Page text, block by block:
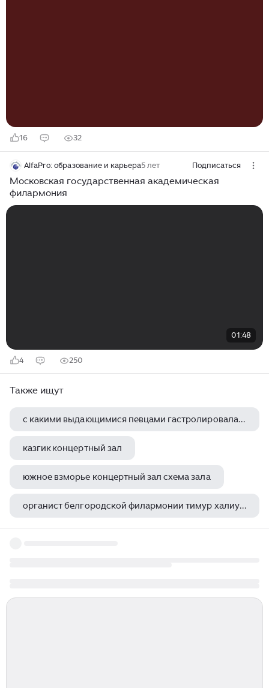
16 32
AlfaPro: образование и карьера5 лет Подписаться
Московская государственная академическая
филармония
01:48
4 250
Также ищут
с какими выдающимися певцами гастролировала и выступала елена образцова в лучших театрах мира
казгик концертный зал
южное взморье концертный зал схема зала
органист белгородской филармонии тимур халиуллин